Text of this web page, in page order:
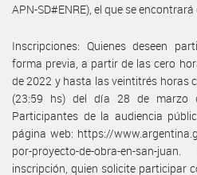
APN-SD#ENRE), el que se encontrará
Inscripciones: Quienes deseen
forma previa, a partir de las cero
de 2022 y hasta las veintitrés horas
(23:59 hs) del día 28 de marzo
Participantes de la audiencia
página web: https://
por-proyecto-de-obra-en-san-
inscripción, quien solicite participar